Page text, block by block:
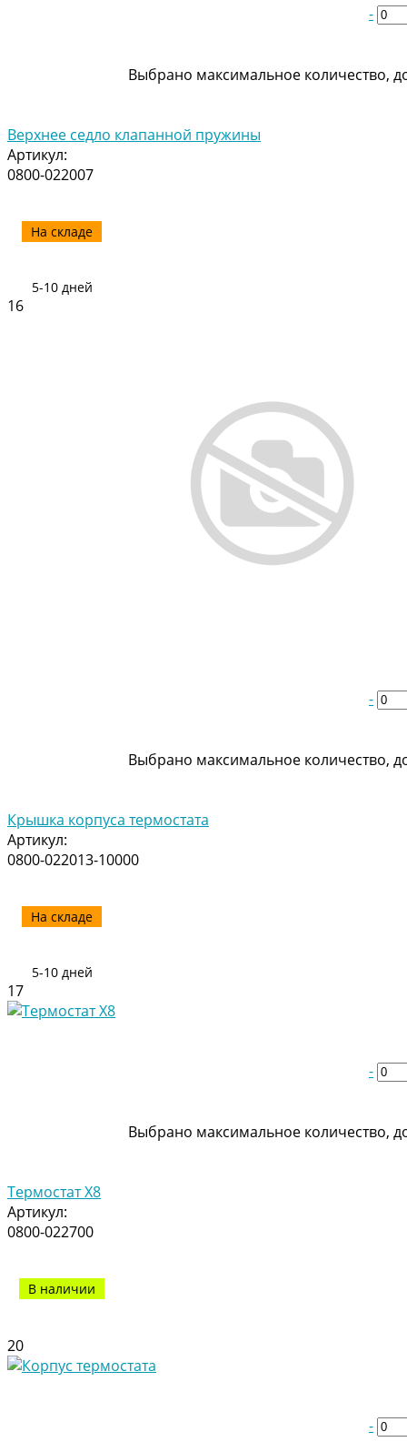
17
-
Выбрано максимальное количество,
Термостат Х8
Артикул:
0800-022700
В наличии
20
-
16
-
Выбрано максимальное количество,
Крышка корпуса термостата
Артикул:
0800-022013-10000
На складе
5-10 дней
-
Выбрано максимальное количество,
Верхнее седло клапанной пружины
Артикул:
0800-022007
На складе
5-10 дней